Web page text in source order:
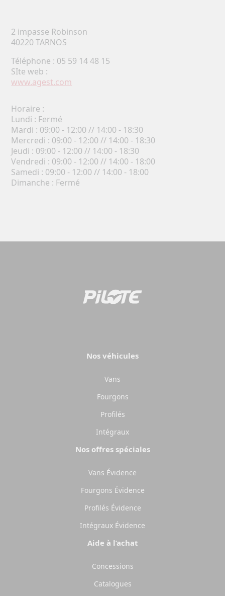
Camping-cars
voyage.
2 impasse Robinson
40220 TARNOS
Téléphone : 05 59 14 48 15
SIte web :
www.agest.com
Horaire :
Lundi : Fermé
Mardi : 09:00 - 12:00 // 14:00 - 18:30
Mercredi : 09:00 - 12:00 // 14:00 - 18:30
Jeudi : 09:00 - 12:00 // 14:00 - 18:30
Vendredi : 09:00 - 12:00 // 14:00 - 18:00
Samedi : 09:00 - 12:00 // 14:00 - 18:00
Dimanche : Fermé
Nos véhicules
Vans
Fourgons
Profilés
Intégraux
Nos offres spéciales
Vans Évidence
Fourgons Évidence
Profilés Évidence
Intégraux Évidence
Aide à l’achat
Concessions
Catalogues